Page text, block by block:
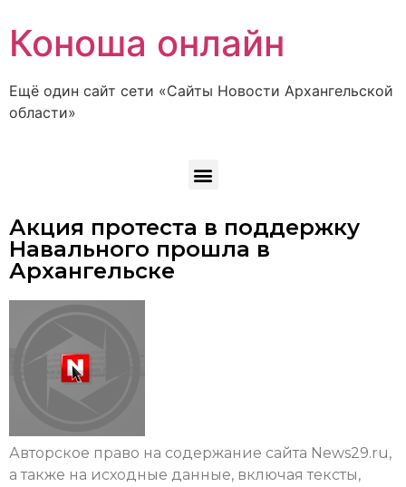
Коноша онлайн
Ещё один сайт сети «Сайты Новости Архангельской
области»
Акция протеста в поддержку
Навального прошла в
Архангельске
Авторское право на содержание сайта News29.ru,
а также на исходные данные, включая тексты,